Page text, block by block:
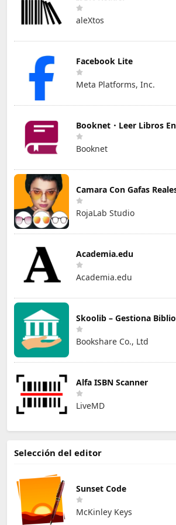
aleXtos
Facebook Lite
Meta Platforms, Inc.
Booknet・Leer Libros
Booknet
Camara Con Gafas
RojaLab Studio
Academia.edu
Academia.edu
Skoolib – Gestiona
Bookshare Co., Ltd
Alfa ISBN Scanner
LiveMD
Selección del editor
Sunset Code
McKinley Keys